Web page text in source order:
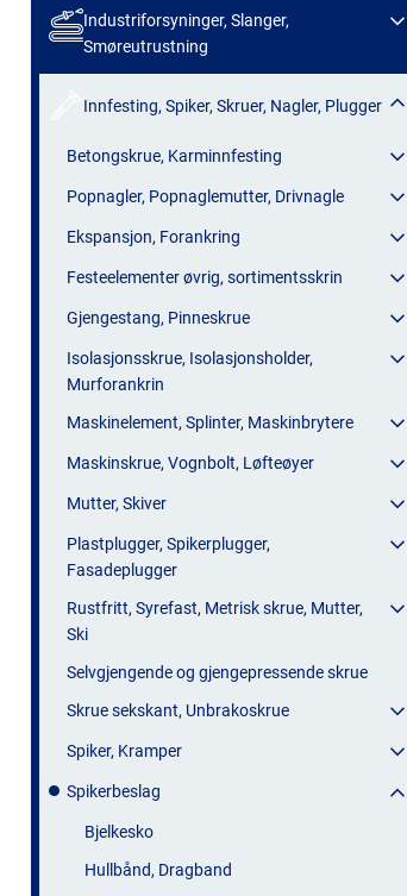
Industriforsyninger, Slanger,
Smøreutrustning
Innfesting, Spiker, Skruer, Nagler, Plugger
Betongskrue, Karminnfesting
Popnagler, Popnaglemutter, Drivnagle
Ekspansjon, Forankring
Festeelementer øvrig, sortimentsskrin
Gjengestang, Pinneskrue
Isolasjonsskrue, Isolasjonsholder,
Murforankrin
Maskinelement, Splinter, Maskinbrytere
Maskinskrue, Vognbolt, Løfteøyer
Mutter, Skiver
Plastplugger, Spikerplugger,
Fasadeplugger
Rustfritt, Syrefast, Metrisk skrue, Mutter,
Ski
Selvgjengende og gjengepressende skrue
Skrue sekskant, Unbrakoskrue
Spiker, Kramper
Spikerbeslag
Bjelkesko
Hullbånd, Dragband